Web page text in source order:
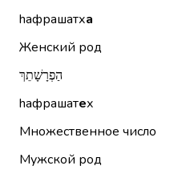
hафрашатха
Женский род
הַפְרָשָׁתֵךְ
hафрашатех
Множественное число
Мужской род